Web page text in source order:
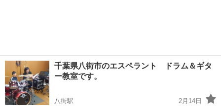
千葉県八街市のエスペラント ドラム＆ギタ
ー教室です。
八街駅
2月14日